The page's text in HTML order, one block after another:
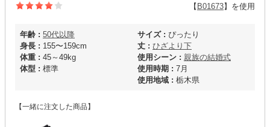
【 B01673】を使用
年齢 : 50代以降
身長 : 155〜159cm
体重 : 45～49kg
体型 : 標準
サイズ : ぴったり
丈 : ひざより下
使用シーン : 親族の結婚式
使用時期 : 7月
使用地域 : 栃木県
【一緒に注文した商品】